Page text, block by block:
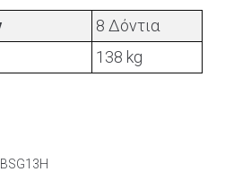
8 Δόντια
138 kg